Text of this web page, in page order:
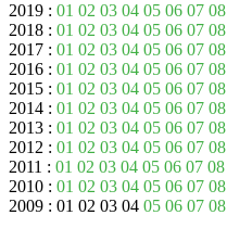
2019 : 01 02 03 04 05 06 07 08
2018 : 01 02 03 04 05 06 07 08
2017 : 01 02 03 04 05 06 07 08
2016 : 01 02 03 04 05 06 07 08
2015 : 01 02 03 04 05 06 07 08
2014 : 01 02 03 04 05 06 07 08
2013 : 01 02 03 04 05 06 07 08
2012 : 01 02 03 04 05 06 07 08
2011 : 01 02 03 04 05 06 07 08
2010 : 01 02 03 04 05 06 07 08
2009 : 01 02 03 04 05 06 07 08